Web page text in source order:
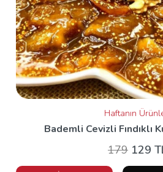
Haftanın
Bademli Cevizli Fındıklı
179 129